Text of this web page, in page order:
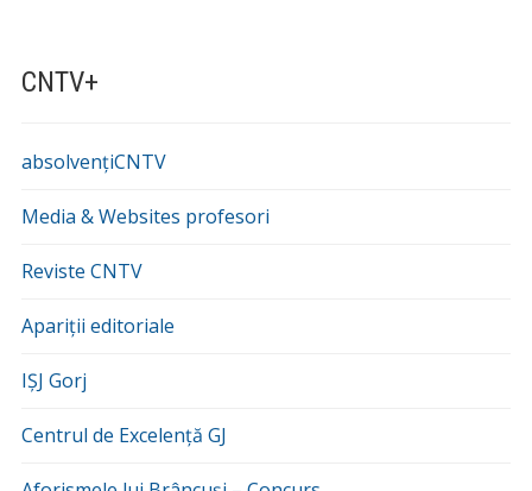
CNTV+
absolvențiCNTV
Media & Websites profesori
Reviste CNTV
Apariții editoriale
IȘJ Gorj
Centrul de Excelență GJ